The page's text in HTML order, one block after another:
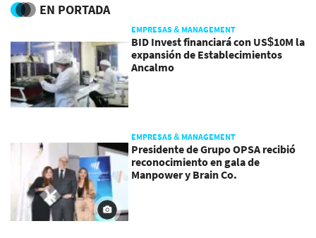
EN PORTADA
EMPRESAS & MANAGEMENT
BID Invest financiará con US$10M la
expansión de Establecimientos
Ancalmo
EMPRESAS & MANAGEMENT
Presidente de Grupo OPSA recibió
reconocimiento en gala de
Manpower y Brain Co.